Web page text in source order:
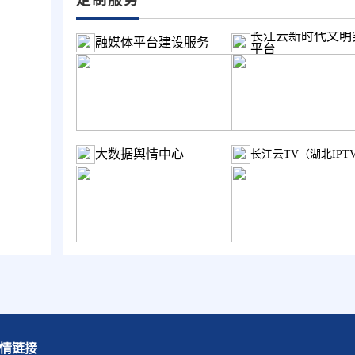
融媒体平台建设服务
长江云新时代文明
平台
大数据舆情中心 长江云TV（湖北
链接